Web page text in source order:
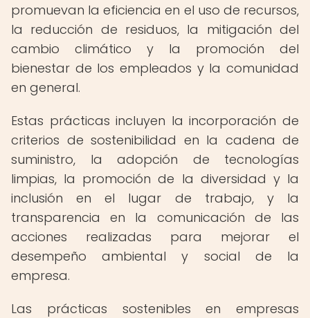
promuevan la eficiencia en el uso de recursos,
la reducción de residuos, la mitigación del
cambio climático y la promoción del
bienestar de los empleados y la comunidad
en general.
Estas prácticas incluyen la incorporación de
criterios de sostenibilidad en la cadena de
suministro, la adopción de tecnologías
limpias, la promoción de la diversidad y la
inclusión en el lugar de trabajo, y la
transparencia en la comunicación de las
acciones realizadas para mejorar el
desempeño ambiental y social de la
empresa.
Las prácticas sostenibles en empresas